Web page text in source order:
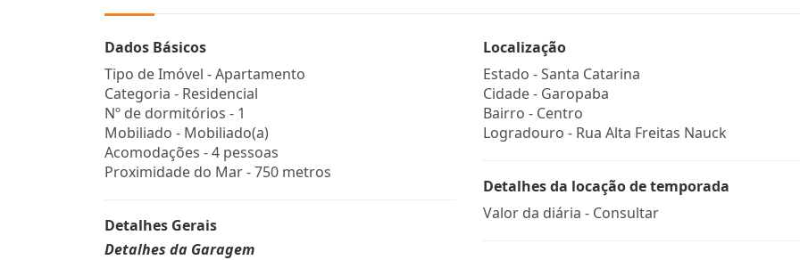
Dados Básicos
Tipo de Imóvel - Apartamento
Categoria - Residencial
Nº de dormitórios - 1
Mobiliado - Mobiliado(a)
Acomodações - 4 pessoas
Proximidade do Mar - 750 metros
Detalhes Gerais
Detalhes da Garagem
Localização
Estado -Santa Catarina
Cidade - Garopaba
Bairro - Centro
Logradouro - Rua Alta Freitas Nauck
Detalhes da locação de temporada
Valor da diária - Consultar